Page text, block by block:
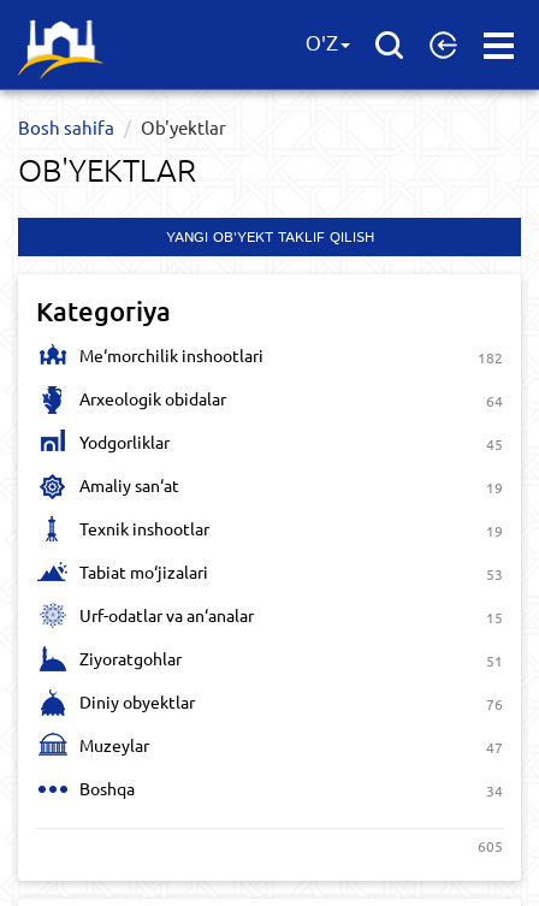
Open
O'Z
Bosh sahifa Ob'yektlar​
OB'YEKTLAR​
YANGI OB'YEKT TAKLIF QILISH
Kategoriya
Me‘morchilik inshootlari 182
Arxeologik obidalar 64
Yodgorliklar 45
Amaliy san‘at 19
Texnik inshootlar 19
Tabiat mo‘jizalari 53
Urf-odatlar va an‘analar 15
Ziyoratgohlar 51
Diniy obyektlar 76
Muzeylar 47
Boshqa 34
605